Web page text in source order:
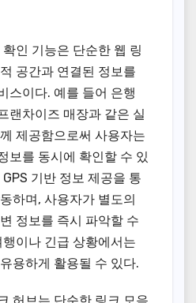
인 기능은 단순한 웹 링
공간과 연결된 정보를
스이다. 예를 들어 은행
랜차이즈 매장과 같은 실
제공함으로써 사용자는
보를 동시에 확인할 수 있
기반 정보 제공을 통
하며, 사용자가 별도의
정보를 즉시 파악할 수
이나 긴급 상황에서는
용하게 활용될 수 있다.